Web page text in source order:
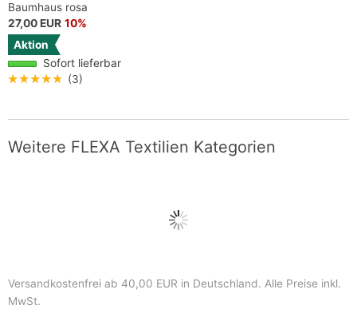
Baumhaus rosa
27,00 EUR 10%
Aktion
Sofort lieferbar
★★★★★ (3)
Weitere FLEXA Textilien Kategorien
Versandkostenfrei ab 40,00 EUR in Deutschland. Alle Preise inkl.
MwSt.